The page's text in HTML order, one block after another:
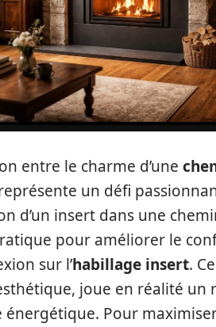
entre le charme d’une
un défi
d’un insert dans une
pour améliorer le
sur l’habillage insert.
joue en réalité un
énergétique. Pour